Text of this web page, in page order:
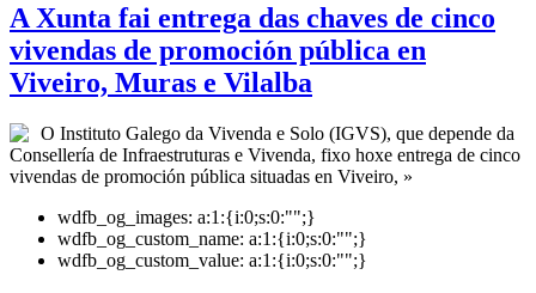
A Xunta fai entrega das chaves de cinco
vivendas de promoción pública en
Viveiro, Muras e Vilalba
O Instituto Galego da Vivenda e Solo (IGVS), que depende da
Consellería de Infraestruturas e Vivenda, fixo hoxe entrega de cinco
vivendas de promoción pública situadas en Viveiro, »
wdfb_og_images: a:1:{i:0;s:0:"";}
wdfb_og_custom_name: a:1:{i:0;s:0:"";}
wdfb_og_custom_value: a:1:{i:0;s:0:"";}